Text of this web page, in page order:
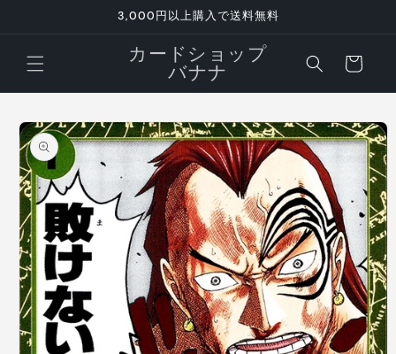
3,000円以上購入で送料無料
カードショップ
バナナ
ー
商品情
報にス
キップ